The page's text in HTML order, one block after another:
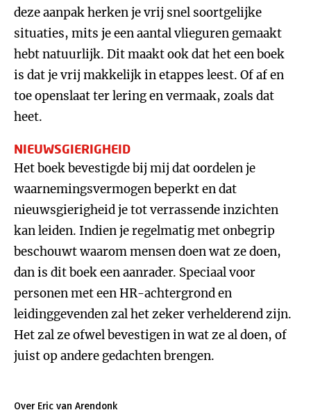
deze aanpak herken je vrij snel soortgelijke
situaties, mits je een aantal vlieguren gemaakt
hebt natuurlijk. Dit maakt ook dat het een boek
is dat je vrij makkelijk in etappes leest. Of af en
toe openslaat ter lering en vermaak, zoals dat
heet.
NIEUWSGIERIGHEID
Het boek bevestigde bij mij dat oordelen je
waarnemingsvermogen beperkt en dat
nieuwsgierigheid je tot verrassende inzichten
kan leiden. Indien je regelmatig met onbegrip
beschouwt waarom mensen doen wat ze doen,
dan is dit boek een aanrader. Speciaal voor
personen met een HR-achtergrond en
leidinggevenden zal het zeker verhelderend zijn.
Het zal ze ofwel bevestigen in wat ze al doen, of
juist op andere gedachten brengen.
Over Eric van Arendonk